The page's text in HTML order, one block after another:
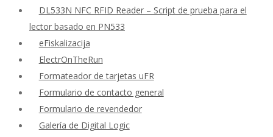
DL533N NFC RFID Reader – Script de prueba para el
lector basado en PN533
eFiskalizacija
ElectrOnTheRun
Formateador de tarjetas uFR
Formulario de contacto general
Formulario de revendedor
Galería de Digital Logic